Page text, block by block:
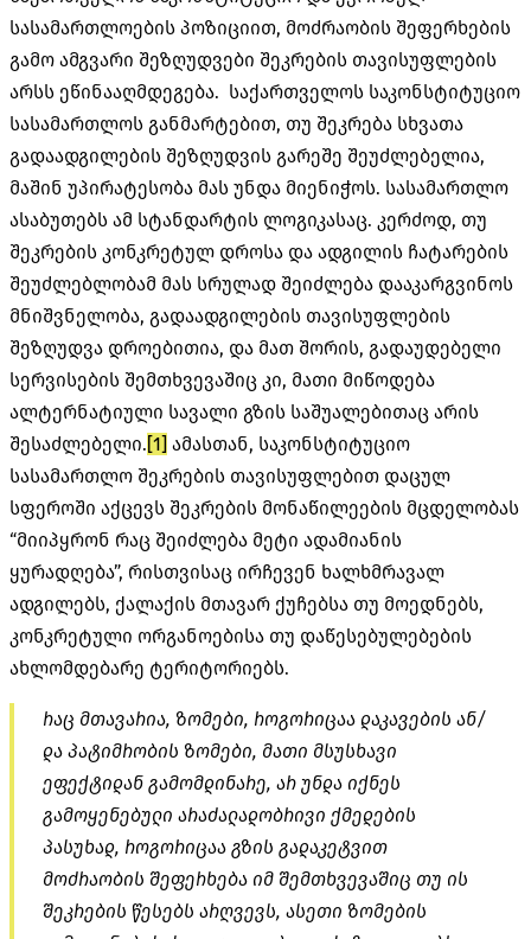
სასამართლოების პოზიციით, მოძრაობის შეფერხების
გამო ამგვარი შეზღუდვები შეკრების თავისუფლების
არსს ეწინააღმდეგება. საქართველოს საკონსტიტუციო
სასამართლოს განმარტებით, თუ შეკრება სხვათა
გადაადგილების შეზღუდვის გარეშე შეუძლებელია,
მაშინ უპირატესობა მას უნდა მიენიჭოს. სასამართლო
ასაბუთებს ამ სტანდარტის ლოგიკასაც. კერძოდ, თუ
შეკრების კონკრეტულ დროსა და ადგილის ჩატარების
შეუძლებლობამ მას სრულად შეიძლება დააკარგვინოს
მნიშვნელობა, გადაადგილების თავისუფლების
შეზღუდვა დროებითია, და მათ შორის, გადაუდებელი
სერვისების შემთხვევაშიც კი, მათი მიწოდება
ალტერნატიული სავალი გზის საშუალებითაც არის
შესაძლებელი.[1] ამასთან, საკონსტიტუციო
სასამართლო შეკრების თავისუფლებით დაცულ
სფეროში აქცევს შეკრების მონაწილეების მცდელობას
“მიიპყრონ რაც შეიძლება მეტი ადამიანის
ყურადღება”, რისთვისაც ირჩევენ ხალხმრავალ
ადგილებს, ქალაქის მთავარ ქუჩებსა თუ მოედნებს,
კონკრეტული ორგანოებისა თუ დაწესებულებების
ახლომდებარე ტერიტორიებს.
რაც მთავარია, ზომები, როგორიცაა დაკავების ან/
და პატიმრობის ზომები, მათი მსუსხავი
ეფექტიდან გამომდინარე, არ უნდა იქნეს
გამოყენებული არაძალადობრივი ქმედების
პასუხად, როგორიცაა გზის გადაკეტვით
მოძრაობის შეფერხება იმ შემთხვევაშიც თუ ის
შეკრების წესებს არღვევს, ასეთი ზომების